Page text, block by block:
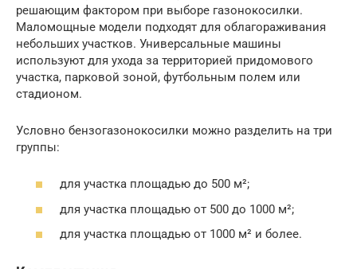
решающим фактором при выборе газонокосилки.
Маломощные модели подходят для облагораживания
небольших участков. Универсальные машины
используют для ухода за территорией придомового
участка, парковой зоной, футбольным полем или
стадионом.
Условно бензогазонокосилки можно разделить на три
группы:
для участка площадью до 500 м²;
для участка площадью от 500 до 1000 м²;
для участка площадью от 1000 м² и более.